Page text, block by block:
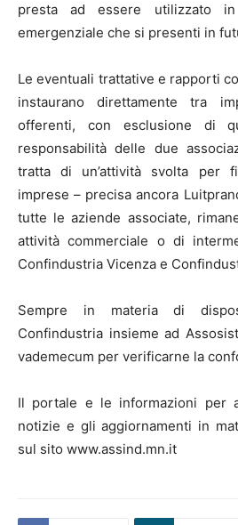
presta ad essere utilizzato in
emergenziale che si presenti in
Le eventuali trattative e rapporti
instaurano direttamente tra
offerenti, con esclusione di
responsabilità delle due
tratta di un’attività svolta per
imprese – precisa ancora
tutte le aziende associate,
attività commerciale o di
Confindustria Vicenza e
Sempre in materia di
Confindustria insieme ad
vademecum per verificarne la
Il portale e le informazioni per
notizie e gli aggiornamenti in
sul sito www.assind.mn.it